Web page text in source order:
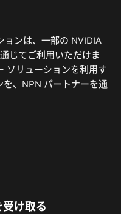
ョンは、一部の NVIDIA
じてご利用いただけま
ソリューションを利用す
、NPN パートナーを通
け取る